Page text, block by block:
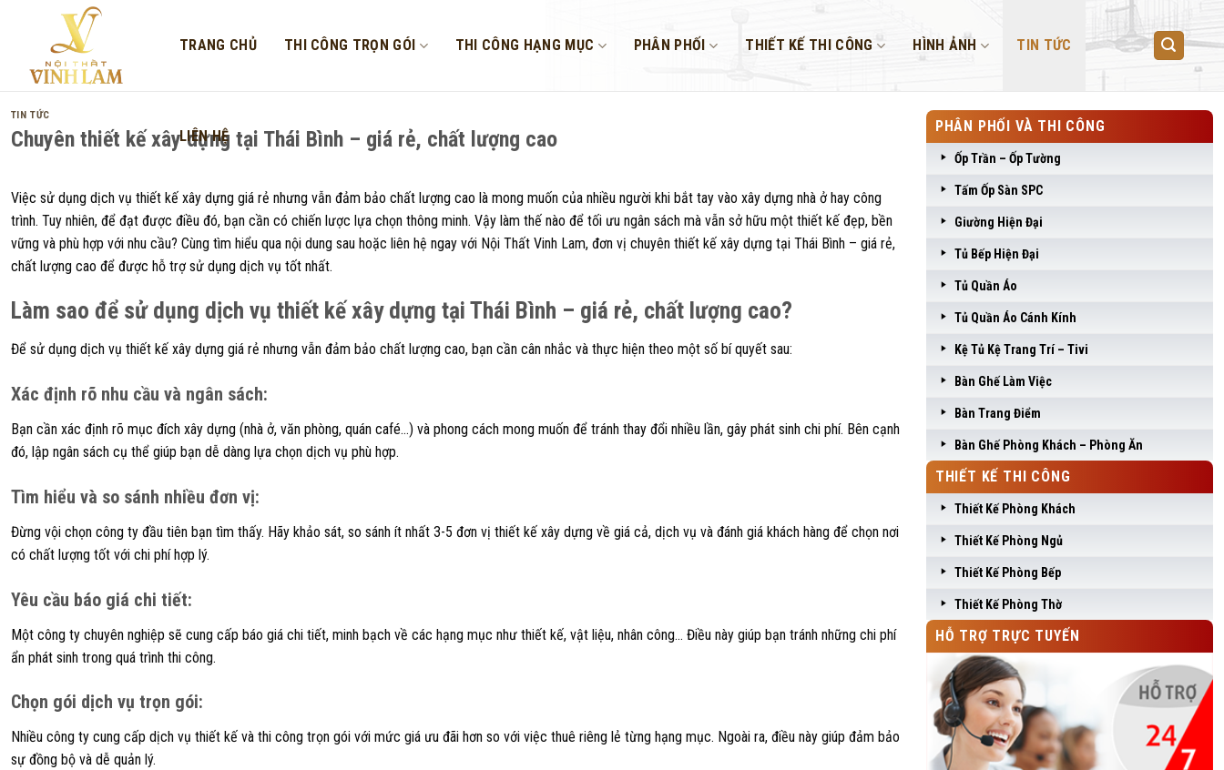
TRANG CHỦ THI CÔNG TRỌN GÓI THI CÔNG HẠNG MỤC PHÂN PHỐI THIẾT KẾ THI CÔNG HÌNH ẢNH TIN TỨC
LIÊN HỆ
TIN TỨC
Chuyên thiết kế xây dựng tại Thái Bình – giá rẻ, chất lượng cao
Việc sử dụng dịch vụ thiết kế xây dựng giá rẻ nhưng vẫn đảm bảo chất lượng cao là mong muốn của nhiều người khi bắt tay vào xây dựng nhà ở hay công
trình. Tuy nhiên, để đạt được điều đó, bạn cần có chiến lược lựa chọn thông minh. Vậy làm thế nào để tối ưu ngân sách mà vẫn sở hữu một thiết kế đẹp, bền
vững và phù hợp với nhu cầu? Cùng tìm hiểu qua nội dung sau hoặc liên hệ ngay với Nội Thất Vinh Lam, đơn vị chuyên thiết kế xây dựng tại Thái Bình – giá rẻ,
chất lượng cao để được hỗ trợ sử dụng dịch vụ tốt nhất.
Làm sao để sử dụng dịch vụ thiết kế xây dựng tại Thái Bình – giá rẻ, chất lượng cao?
Để sử dụng dịch vụ thiết kế xây dựng giá rẻ nhưng vẫn đảm bảo chất lượng cao, bạn cần cân nhắc và thực hiện theo một số bí quyết sau:
Xác định rõ nhu cầu và ngân sách:
Bạn cần xác định rõ mục đích xây dựng (nhà ở, văn phòng, quán café…) và phong cách mong muốn để tránh thay đổi nhiều lần, gây phát sinh chi phí. Bên cạnh
đó, lập ngân sách cụ thể giúp bạn dễ dàng lựa chọn dịch vụ phù hợp.
Tìm hiểu và so sánh nhiều đơn vị:
Đừng vội chọn công ty đầu tiên bạn tìm thấy. Hãy khảo sát, so sánh ít nhất 3-5 đơn vị thiết kế xây dựng về giá cả, dịch vụ và đánh giá khách hàng để chọn nơi
có chất lượng tốt với chi phí hợp lý.
Yêu cầu báo giá chi tiết:
Một công ty chuyên nghiệp sẽ cung cấp báo giá chi tiết, minh bạch về các hạng mục như thiết kế, vật liệu, nhân công… Điều này giúp bạn tránh những chi phí
ẩn phát sinh trong quá trình thi công.
Chọn gói dịch vụ trọn gói:
Nhiều công ty cung cấp dịch vụ thiết kế và thi công trọn gói với mức giá ưu đãi hơn so với việc thuê riêng lẻ từng hạng mục. Ngoài ra, điều này giúp đảm bảo
sự đồng bộ và dễ quản lý.
PHÂN PHỐI VÀ THI CÔNG
Ốp Trần – Ốp Tường
Tấm Ốp Sàn SPC
Giường Hiện Đại
Tủ Bếp Hiện Đại
Tủ Quần Áo
Tủ Quần Áo Cánh Kính
Kệ Tủ Kệ Trang Trí – Tivi
Bàn Ghế Làm Việc
Bàn Trang Điểm
Bàn Ghế Phòng Khách – Phòng Ăn
THIẾT KẾ THI CÔNG
Thiết Kế Phòng Khách
Thiết Kế Phòng Ngủ
Thiết Kế Phòng Bếp
Thiết Kế Phòng Thờ
HỖ TRỢ TRỰC TUYẾN